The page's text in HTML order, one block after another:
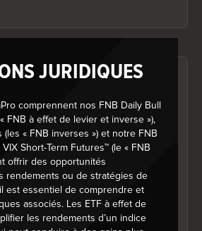
sectorielle
JURIDIQUES
comprennent nos FNB Daily Bull
FNB à effet de levier et inverse »),
« FNB inverses ») et notre FNB
Short-Term Futures™ (le « FNB
offrir des opportunités
rendements ou de stratégies de
est essentiel de comprendre et
associés. Les ETF à effet de
les rendements d’un indice